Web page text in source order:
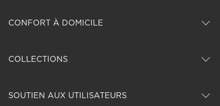
CONFORT À DOMICILE
COLLECTIONS
SOUTIEN AUX UTILISATEURS